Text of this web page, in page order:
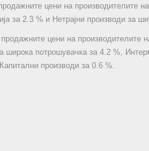
цени на производителите
за 2.3 % и Нетрајни производи за
цени на
широка потрошувачка за 4.2 %,
производи за 0.6 %.